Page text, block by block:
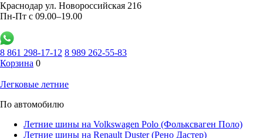
Краснодар ул. Новороссийская 216
Пн-Пт с 09.00–19.00
8 861 298-17-12 8 989 262-55-83
Корзина 0
Легковые летние
По автомобилю
Летние шины на Volkswagen Polo (Фольксваген Поло)
Летние шины на Renault Duster (Рено Дастер)